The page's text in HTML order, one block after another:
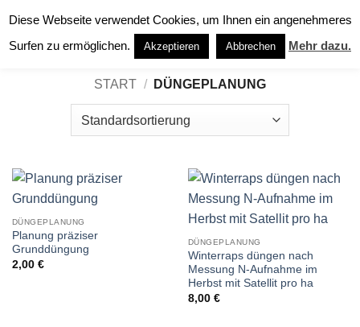
springen
0
START / DÜNGEPLANUNG
DÜNGEPLANUNG
Planung präziser
Grunddüngung
2,00 €
DÜNGEPLANUNG
Winterraps düngen nach
Messung N-Aufnahme im
Herbst mit Satellit pro ha
8,00 €
Diese Webseite verwendet Cookies, um Ihnen ein angenehmeres
Surfen zu ermöglichen.
Akzeptieren Abbrechen Mehr dazu.